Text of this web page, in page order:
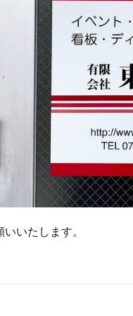
いたします。